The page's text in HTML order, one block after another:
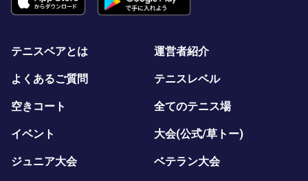
テニスベアとは 運営者紹介
よくあるご質問 テニスレベル
空きコート 全てのテニス場
イベント 大会(公式/草トー)
ジュニア大会 ベテラン大会